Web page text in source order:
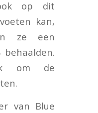
op dit
kan,
ze een
om de
van Blue